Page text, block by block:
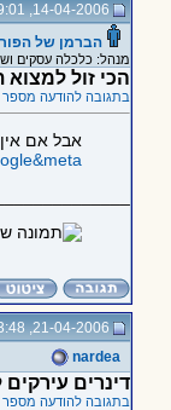
14-04-2006, 19:01
הברמן של
מנהל: כלכלה עסקים
הכי זול
בתגובה להודעה מספר 1
אבל אם
21-04-2006, 13:48
nardea
דינרים
בתגובה להודעה מספר 1